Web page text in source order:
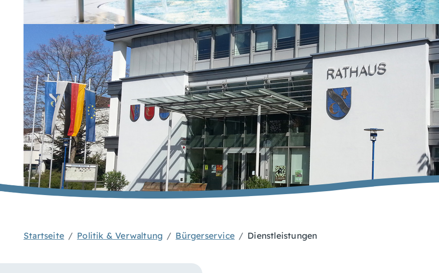
Startseite Politik & Verwaltung Bürgerservice Dienstleistungen